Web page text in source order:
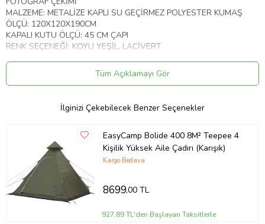
MALZEME: METALİZE KAPLI SU GEÇİRMEZ POLYESTER KUMAŞ
ÖLÇÜ: 120X120X190CM
KAPALI KUTU ÖLÇÜ: 45 CM ÇAPI
RENK SEÇENEĞİ: KOYU YEŞİL, LACİVERT
Ürün Kodu:kcm45383728
Tüm Açıklamayı Gör
İlginizi Çekebilecek Benzer Seçenekler
EasyCamp Bolide 400 8M² Teepee 4
Kişilik Yüksek Aile Çadırı (Karışık)
Kargo Bedava
8699,00 TL
927,89 TL'den Başlayan Taksitlerle